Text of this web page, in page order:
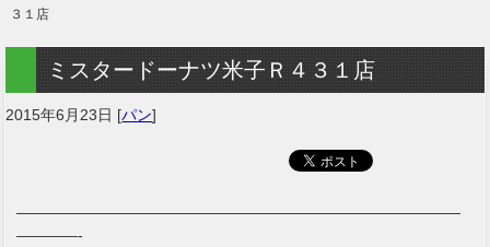
３１店
ミスタードーナツ米子Ｒ４３１店
2015年6月23日 [パン]
—————————————————————————————
————-